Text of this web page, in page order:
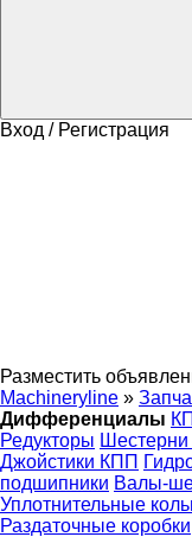
Вход / Регистрация
Разместить
Machineryline »
Дифференциалы
Редукторы
Джойстики КПП
подшипники Валы-
Уплотнительные
Раздаточные коробки